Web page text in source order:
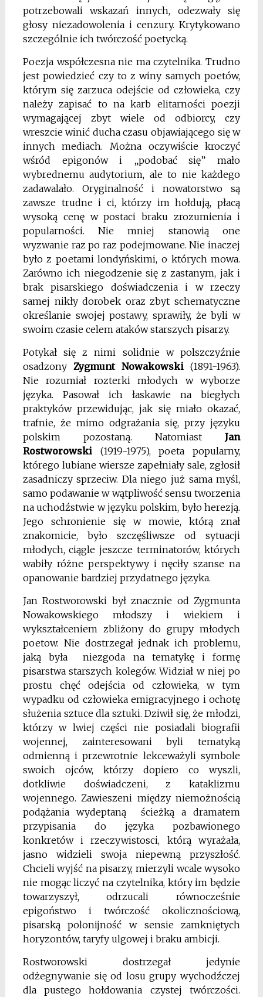
potrzebowali wskazań innych, odezwały się
głosy niezadowolenia i cenzury. Krytykowano
szczególnie ich twórczość poetycką.
Poezja współczesna nie ma czytelnika. Trudno
jest powiedzieć czy to z winy samych poetów,
którym się zarzuca odejście od człowieka, czy
należy zapisać to na karb elitarności poezji
wymagającej zbyt wiele od odbiorcy, czy
wreszcie winić ducha czasu objawiającego się w
innych mediach. Można oczywiście kroczyć
wśród epigonów i „podobać się” mało
wybrednemu audytorium, ale to nie każdego
zadawalało. Oryginalność i nowatorstwo są
zawsze trudne i ci, którzy im hołdują, płacą
wysoką cenę w postaci braku zrozumienia i
popularności. Nie mniej stanowią one
wyzwanie raz po raz podejmowane. Nie inaczej
było z poetami londyńskimi, o których mowa.
Zarówno ich niegodzenie się z zastanym, jak i
brak pisarskiego doświadczenia i w rzeczy
samej nikły dorobek oraz zbyt schematyczne
określanie swojej postawy, sprawiły, że byli w
swoim czasie celem ataków starszych pisarzy.
Potykał się z nimi solidnie w polszczyźnie
osadzony Zygmunt Nowakowski (1891-1963).
Nie rozumiał rozterki młodych w wyborze
języka. Pasował ich łaskawie na biegłych
praktyków przewidując, jak się miało okazać,
trafnie, że mimo odgrażania się, przy języku
polskim pozostaną. NatomiastJan
Rostworowski(1919-1975), poeta popularny,
którego lubiane wiersze zapełniały sale, zgłosił
zasadniczy sprzeciw. Dla niego już sama myśl,
samo podawanie w wątpliwość sensu tworzenia
na uchodźstwie w języku polskim, było herezją.
Jego schronienie się w mowie, którą znał
znakomicie, było szczęśliwsze od sytuacji
młodych, ciągle jeszcze terminatorów, których
wabiły różne perspektywy i nęciły szanse na
opanowanie bardziej przydatnego języka.
Jan Rostworowski był znacznie od Zygmunta
Nowakowskiego młodszy i wiekiem i
wykształceniem zbliżony do grupy młodych
poetow. Nie dostrzegał jednak ich problemu,
jaką była niezgoda na tematykę i formę
pisarstwa starszych kolegów. Widział w niej po
prostu chęć odejścia od człowieka, w tym
wypadku od człowieka emigracyjnego i ochotę
służenia sztuce dla sztuki. Dziwił się, że młodzi,
którzy w lwiej części nie posiadali biografii
wojennej, zainteresowani byli tematyką
odmienną i przewrotnie lekceważyli symbole
swoich ojców, którzy dopiero co wyszli,
dotkliwie doświadczeni, z kataklizmu
wojennego. Zawieszeni między niemożnością
podążania wydeptaną ścieżką a dramatem
przypisania do języka pozbawionego
konkretów i rzeczywistosci, którą wyrażała,
jasno widzieli swoja niepewną przyszłość.
Chcieli wyjść na pisarzy, mierzyli wcale wysoko
nie mogąc liczyć na czytelnika, który im będzie
towarzyszył, odrzucali równocześnie
epigoństwo i twórczość okolicznościową,
pisarską polonijność w sensie zamkniętych
horyzontów, taryfy ulgowej i braku ambicji.
Rostworowski dostrzegał jedynie
odżegnywanie się od losu grupy wychodźczej
dla pustego hołdowania czystej twórczości.